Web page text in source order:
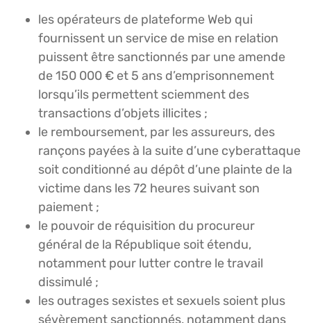
les opérateurs de plateforme Web qui
fournissent un service de mise en relation
puissent être sanctionnés par une amende
de 150 000 € et 5 ans d’emprisonnement
lorsqu’ils permettent sciemment des
transactions d’objets illicites ;
le remboursement, par les assureurs, des
rançons payées à la suite d’une cyberattaque
soit conditionné au dépôt d’une plainte de la
victime dans les 72 heures suivant son
paiement ;
le pouvoir de réquisition du procureur
général de la République soit étendu,
notamment pour lutter contre le travail
dissimulé ;
les outrages sexistes et sexuels soient plus
sévèrement sanctionnés, notamment dans